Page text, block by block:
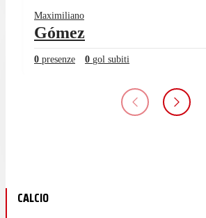
Maximiliano
Gómez
0 presenze 0 gol subiti
CALCIO